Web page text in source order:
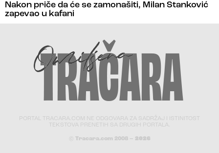
Nakon priče da će se zamonašiti, Milan Stanković
zapevao u kafani
PORTAL TRACARA.COM NE ODGOVARA ZA SADRŽAJ I ISTINITOST
TEKSTOVA PRENETIH SA DRUGIH PORTALA.
© Tracara.com 2008 – 2026